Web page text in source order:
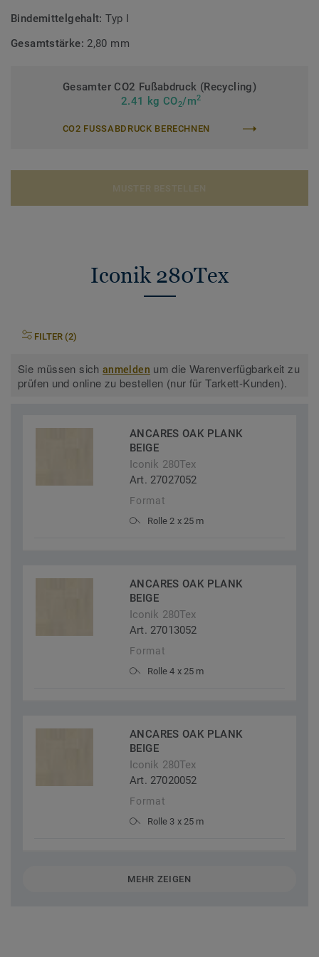
Bindemittelgehalt:Typ I
Gesamtstärke: 2,80 mm
Gesamter CO2 Fußabdruck (Recycling)
2.41 kg CO2/m2
CO2 FUSSABDRUCK BERECHNEN
Iconik 280Tex
FILTER (2)
Sie müssen sichanmelden um die Warenverfügbarkeit zu
prüfen und online zu bestellen (nur für Tarkett-Kunden).
ANCARES OAK PLANK
BEIGE
Iconik 280Tex
Art. 27027052
Format
Rolle 2 x 25 m
ANCARES OAK PLANK
BEIGE
Iconik 280Tex
Art. 27013052
Format
Rolle 4 x 25 m
ANCARES OAK PLANK
BEIGE
Iconik 280Tex
Art. 27020052
Format
Rolle 3 x 25 m
MEHR ZEIGEN